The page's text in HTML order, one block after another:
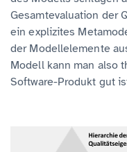
Gesamtevaluation der
ein explizites
der Modellelemente
Modell kann man also
Software-Produkt gut